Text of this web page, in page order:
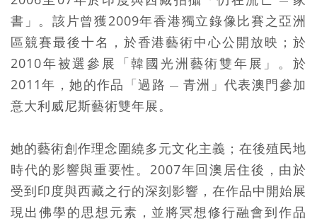
書」。該片曾獲2009年香港獨立錄像比賽之亞洲
區競賽最後十名，於香港藝術中心公開放映；於
2010年被選參展「韓國光洲藝術雙年展」。於
2011年，她的作品「過路— 青洲」代表澳門參加
意大利威尼斯藝術雙年展。
她的藝術創作理念圍繞多元文化主義；在後殖民地
時代的影響與重要性。2007年回澳居住後，由於
受到印度與西藏之行的深刻影響，在作品中開始展
現出佛學的思想元素，並將冥想修行融會到作品